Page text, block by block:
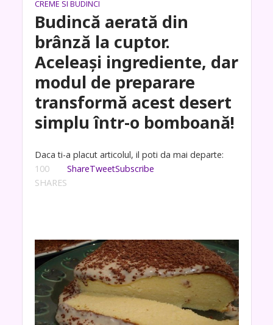
CREME SI BUDINCI
Budincă aerată din
brânză la cuptor.
Aceleași ingrediente, dar
modul de preparare
transformă acest desert
simplu într-o bomboană!
Daca ti-a placut articolul, il poti da mai departe:
100
SHARES
ShareTweetSubscribe